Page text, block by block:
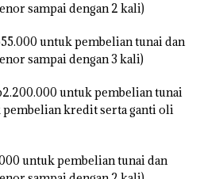
sampai dengan 2 kali)
untuk pembelian tunai dan
sampai dengan 3 kali)
untuk pembelian tunai
pembelian kredit serta ganti oli
untuk pembelian tunai dan